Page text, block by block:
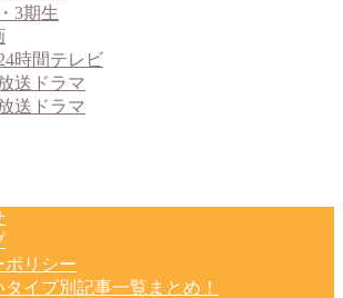
3期生
時間テレビ
送ドラマ
送ドラマ
ポリシー
イプ別記事一覧まとめ！